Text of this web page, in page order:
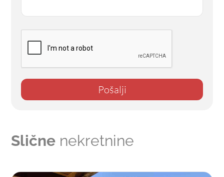
Pošalji
Slične nekretnine